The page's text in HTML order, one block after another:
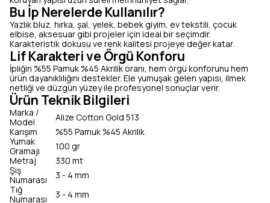
Bu İp Nerelerde Kullanılır?
Yazlık bluz, hırka, şal, yelek, bebek giyim, ev tekstili, çocuk
elbise, aksesuar gibi projeler için ideal bir seçimdir.
Karakteristik dokusu ve renk kalitesi projeye değer katar.
Lif Karakteri ve Örgü Konforu
İpliğin %55 Pamuk %45 Akrilik oranı, hem örgü konforunu hem
ürün dayanıklılığını destekler. Ele yumuşak gelen yapısı, ilmek
netliği ve düzgün yüzey ile profesyonel sonuçlar verir.
Ürün Teknik Bilgileri
Marka /
Model
Alize Cotton Gold 513
Karışım
%55 Pamuk %45 Akrilik
Yumak
Gramajı
100 gr
Metraj
330 mt
Şiş
Numarası
3 - 4 mm
Tığ
Numarası
3 - 4 mm